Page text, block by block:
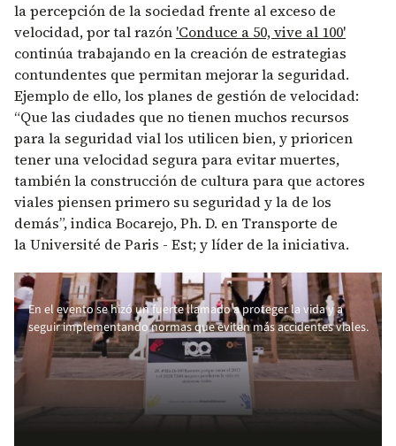
la percepción de la sociedad frente al exceso de
velocidad, por tal razón 'Conduce a 50, vive al 100'
continúa trabajando en la creación de estrategias
contundentes que permitan mejorar la seguridad.
Ejemplo de ello, los planes de gestión de velocidad:
“Que las ciudades que no tienen muchos recursos
para la seguridad vial los utilicen bien, y prioricen
tener una velocidad segura para evitar muertes,
también la construcción de cultura para que actores
viales piensen primero su seguridad y la de los
demás”, indica Bocarejo, Ph. D. en Transporte de
la Université de Paris - Est; y líder de la iniciativa.
En el evento se hizó un fuerte llamado a proteger la vida y a
seguir implementando normas que eviten más accidentes viales.